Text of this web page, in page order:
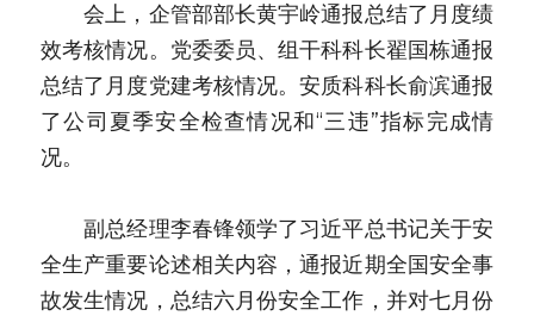
会上，企管部部长黄宇岭通报总结了月度绩
效考核情况。党委委员、组干科科长翟国栋通报
总结了月度党建考核情况。安质科科长俞滨通报
了公司夏季安全检查情况和“三违”指标完成情
况。
副总经理李春锋领学了习近平总书记关于安
全生产重要论述相关内容，通报近期全国安全事
故发生情况，总结六月份安全工作，并对七月份